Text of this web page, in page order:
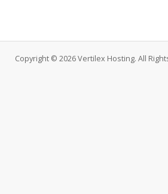
Copyright © 2026 Vertilex Hosting. All